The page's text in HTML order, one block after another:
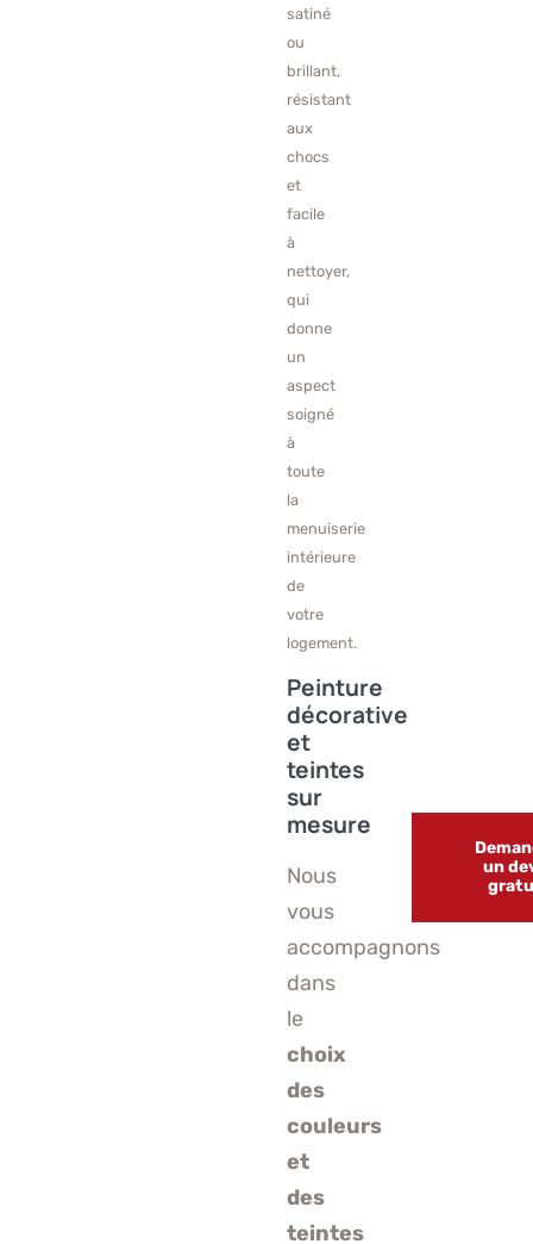
satiné
ou
brillant,
résistant
aux
chocs
et
facile
à
nettoyer,
qui
donne
un
aspect
soigné
à
toute
la
menuiserie
intérieure
de
votre
logement.
Peinture
décorative
et
teintes
sur
mesure
Nous
vous
accompagnons
dans
le
choix
des
couleurs
et
des
teintes
un